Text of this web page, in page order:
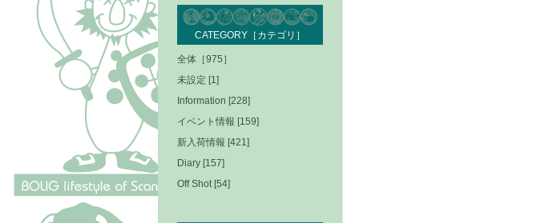
CATEGORY［カテゴリ］
全体［975］
未設定 [1]
Information [228]
イベント情報 [159]
新入荷情報 [421]
Diary [157]
Off Shot [54]